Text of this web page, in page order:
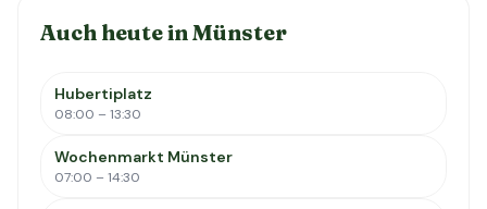
Auch heute in Münster
Hubertiplatz
08:00 – 13:30
Wochenmarkt Münster
07:00 – 14:30